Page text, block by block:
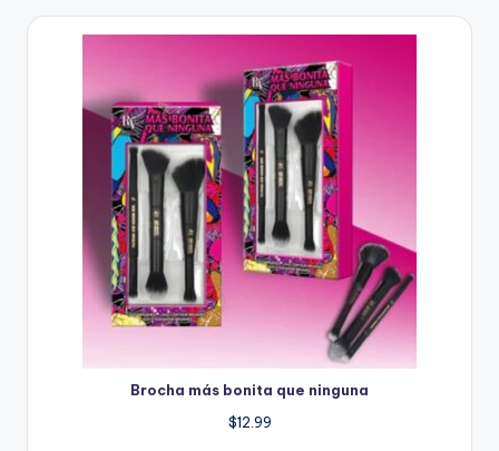
Brocha más bonita que ninguna
$12.99